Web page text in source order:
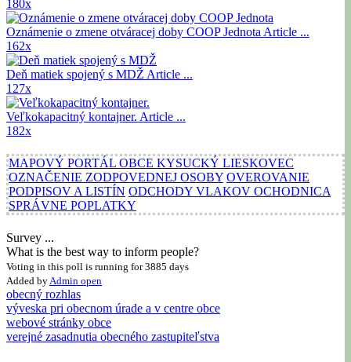
180x
Oznámenie o zmene otváracej doby COOP Jednota Article ...
162x
Deň matiek spojený s MDŽ Article ...
127x
Veľkokapacitný kontajner. Article ...
182x
MAPOVÝ PORTÁL OBCE KYSUCKÝ LIESKOVEC
OZNAČENIE ZODPOVEDNEJ OSOBY OVEROVANIE
PODPISOV A LISTÍN ODCHODY VLAKOV OCHODNICA
SPRÁVNE POPLATKY
Survey ...
What is the best way to inform people?
Voting in this poll is running for 3885 days
Added by Admin open
obecný rozhlas
výveska pri obecnom úrade a v centre obce
webové stránky obce
verejné zasadnutia obecného zastupiteľstva